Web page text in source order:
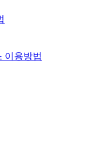
이용방법